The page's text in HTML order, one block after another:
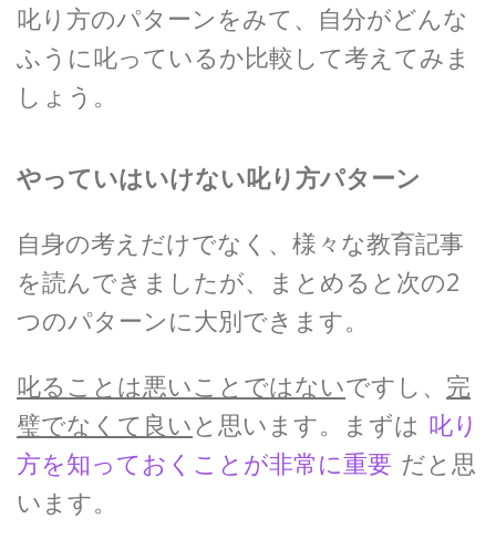
叱り方のパターンをみて、自分がどんな
ふうに叱っているか比較して考えてみま
しょう。
やっていはいけない叱り方パターン
自身の考えだけでなく、様々な教育記事
を読んできましたが、まとめると次の2
つのパターンに大別できます。
叱ることは悪いことではないですし、 完
璧でなくて良い と思います。まずは 叱り
方を知っておくことが非常に重要 だと思
います。